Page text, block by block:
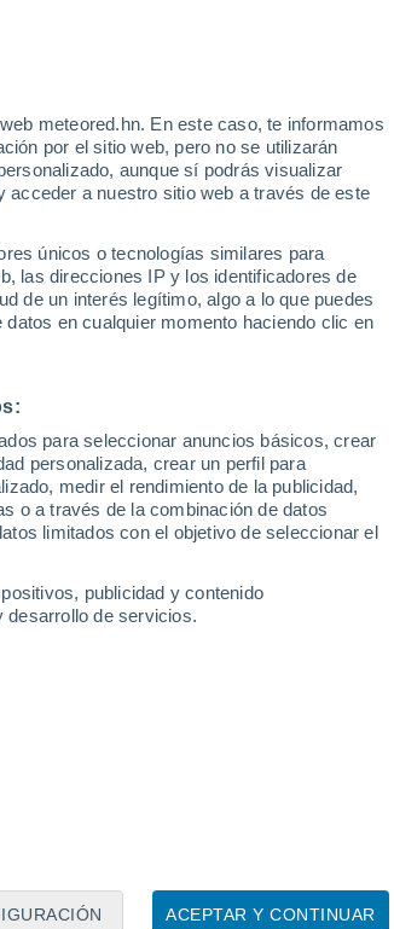
meteored.hn. En este caso, te informamos
por el sitio web, pero no se utilizarán
aunque sí podrás visualizar
acceder a nuestro sitio web a través de este
únicos o tecnologías similares para
las direcciones IP y los identificadores de
de un interés legítimo, algo a lo que puedes
en cualquier momento haciendo clic en
para seleccionar anuncios básicos, crear
personalizada, crear un perfil para
medir el rendimiento de la publicidad,
o a través de la combinación de datos
limitados con el objetivo de seleccionar el
publicidad y contenido
desarrollo de servicios.
ACEPTAR Y CONTINUAR